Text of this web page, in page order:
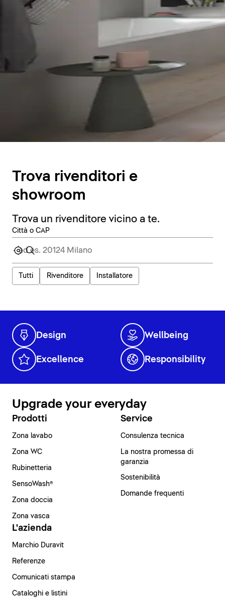
Trova rivenditori e
showroom
Trova un rivenditore vicino a te.
Città o CAP
Tutti Rivenditore Installatore
Design Wellbeing
Excellence Responsibility
Upgrade your everyday
Prodotti
Zona lavabo
Zona WC
Rubinetteria
SensoWash®
Zona doccia
Zona vasca
Service
Consulenza tecnica
La nostra promessa di
garanzia
Sostenibilità
Domande frequenti
L'azienda
Marchio Duravit
Referenze
Comunicati stampa
Cataloghi e listini